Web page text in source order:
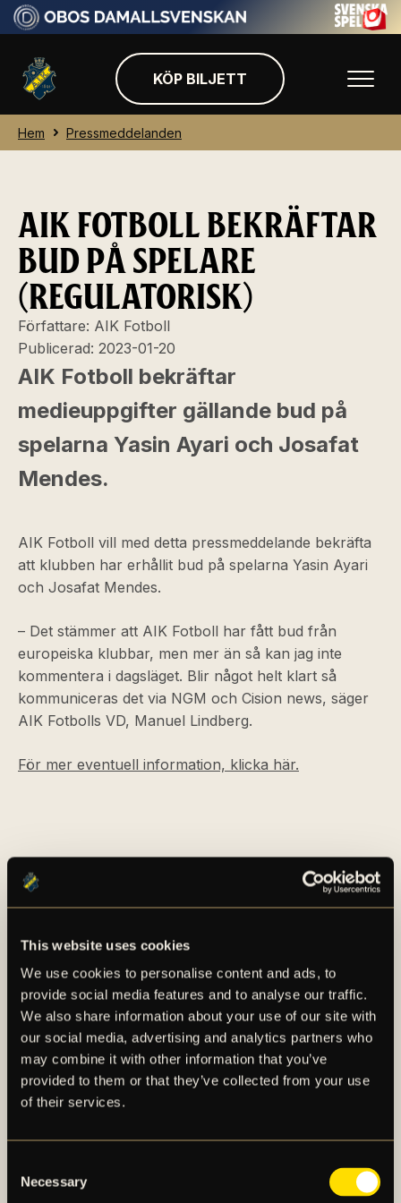
This website uses cookies
We use cookies to personalise content and ads, to
provide social media features and to analyse our traffic.
We also share information about your use of our site with
our social media, advertising and analytics partners who
may combine it with other information that you’ve
provided to them or that they’ve collected from your use
of their services.
Selection
Necessary
KÖP BILJETT
Hem Pressmeddelanden
AIK FOTBOLL BEKRÄFTAR
BUD PÅ SPELARE
(REGULATORISK)
Författare: AIK Fotboll
Publicerad: 2023-01-20
AIK Fotboll bekräftar
medieuppgifter gällande bud på
spelarna Yasin Ayari och Josafat
Mendes.
AIK Fotboll vill med detta pressmeddelande bekräfta
att klubben har erhållit bud på spelarna Yasin Ayari
och Josafat Mendes.
– Det stämmer att AIK Fotboll har fått bud från
europeiska klubbar, men mer än så kan jag inte
kommentera i dagsläget. Blir något helt klart så
kommuniceras det via NGM och Cision news, säger
AIK Fotbolls VD, Manuel Lindberg.
För mer eventuell information, klicka här.
AIK – SEDAN 1891
AIK Fotboll AB bedriver AIK Fotbollsförenings
elitfotbollsverksamhet genom ett herrlag och ett
damlag. Herrlaget spelar i Allsvenskan och damlaget
spelar i OBOS Damallsvenskan. AIK Fotboll AB är
noterat på NGM Nordic Growth Market Stockholm.
AIK FOTBOLLSFÖRENING